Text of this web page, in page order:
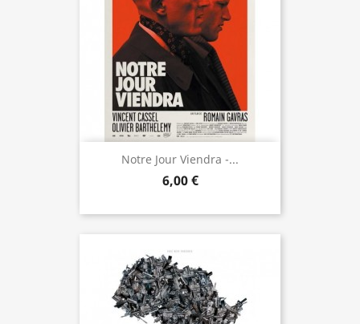
Notre Jour Viendra -...
6,00 €